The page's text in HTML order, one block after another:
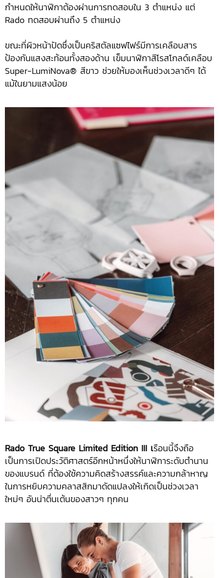
กำหนดให้นาฬิกาต้องผ่านการทดสอบใน 3 ตำแหน่ง แต่
Rado ทดสอบผ่านถึง 5 ตำแหน่ง
ขณะที่ผิวหน้าปัดซึ่งเป็นคริสตัลแซฟไฟร์มีการเคลือบสาร
ป้องกันแสงสะท้อนทั้งสองด้าน เข็มนาฬิกาสีโรสโกลด์เคลือบ
Super-LumiNova® สีขาว ช่วยให้มองเห็นช่วงเวลาดีๆ ได้
แม้ในยามแสงน้อย
Rado True Square Limited Edition III เรือนนี้จึงถือ
เป็นการเปิดประวัติศาสตร์อีกหน้าหนึ่งให้นาฬิการะดับตำนาน
ของแบรนด์ ที่ต้องใช้ความคิดสร้างสรรค์และความกล้าหาญ
ในการหยิบความคลาสสิกมาดัดแปลงให้เกิดเป็นช่วงเวลา
ใหม่ๆ อันน่าตื่นเต้นของสาวๆ ทุกคน